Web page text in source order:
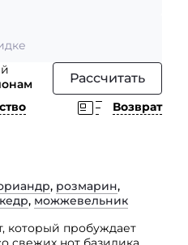
Рассчитать
Возврат
, розмарин,
, можжевельник
который пробуждает